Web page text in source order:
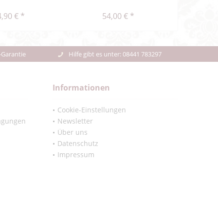
€ * 54,00 € *
Garantie Hilfe gibt es unter: 08441 783297
Informationen
Cookie-Einstellungen
Newsletter
Über uns
Datenschutz
Impressum